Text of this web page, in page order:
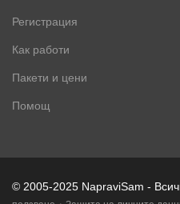
Регистрация
Как работи
Пакети и цени
Помощ
© 2005-2025 NapraviSam -